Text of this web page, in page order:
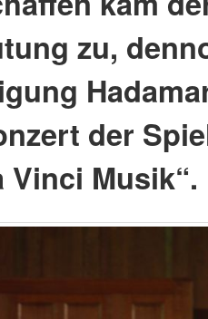
zu,
der
Vinci Musik“.